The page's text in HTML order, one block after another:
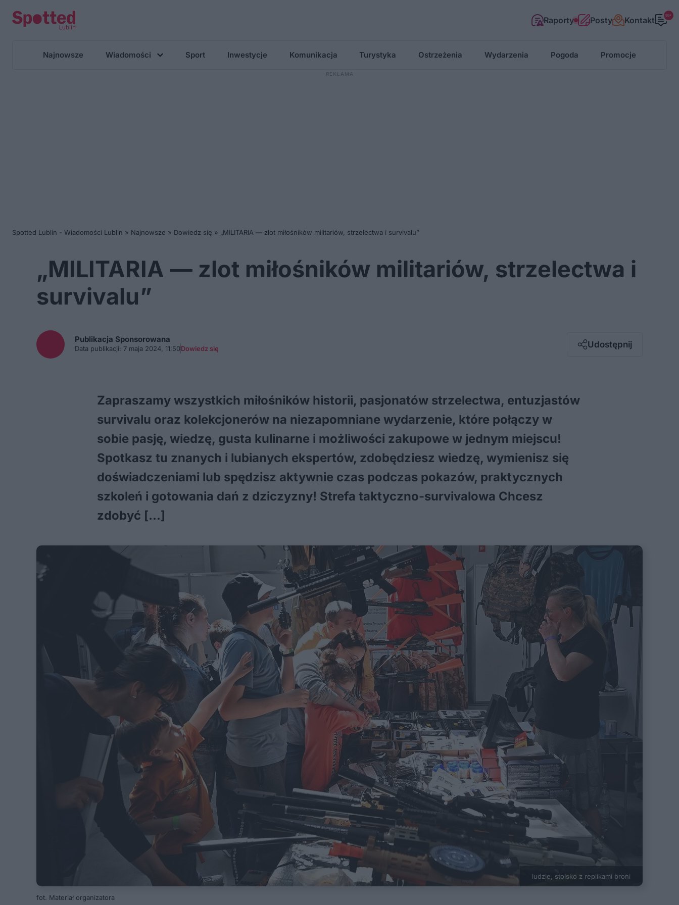
Raporty Posty Kontakt 99+
Najnowsze Wiadomości Sport Inwestycje Komunikacja Turystyka Ostrzeżenia Wydarzenia Pogoda Promocje
Spotted Lublin - Wiadomości Lublin » Najnowsze » Dowiedz się » „MILITARIA — zlot miłośników militariów, strzelectwa i survivalu”
„MILITARIA — zlot miłośników militariów, strzelectwa i
survivalu”
Publikacja Sponsorowana
Data publikacji: 7 maja 2024, 11:50Dowiedz się Udostępnij
Messenger
Zapraszamy wszystkich miłośników historii, pasjonatów strzelectwa, entuzjastów
survivalu oraz kolekcjonerów na niezapomniane wydarzenie, które połączy w
sobie pasję, wiedzę, gusta kulinarne i możliwości zakupowe w jednym miejscu!
Spotkasz tu znanych i lubianych ekspertów, zdobędziesz wiedzę, wymienisz się
doświadczeniami lub spędzisz aktywnie czas podczas pokazów, praktycznych
szkoleń i gotowania dań z dziczyzny! Strefa taktyczno-survivalowa Chcesz
zdobyć […]
ludzie, stoisko z replikami broni
fot. Materiał organizatora